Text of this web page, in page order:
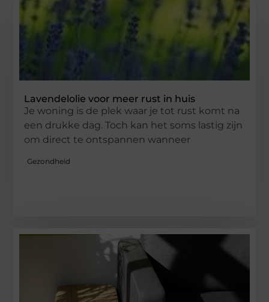
Lavendelolie voor meer rust in huis
Je woning is de plek waar je tot rust komt na
een drukke dag. Toch kan het soms lastig zijn
om direct te ontspannen wanneer
Gezondheid